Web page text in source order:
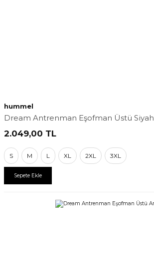
hummel
Dream Antrenman Eşofman Üstü Siyah
2.049,00 TL
S M L XL 2XL 3XL
Sepete Ekle